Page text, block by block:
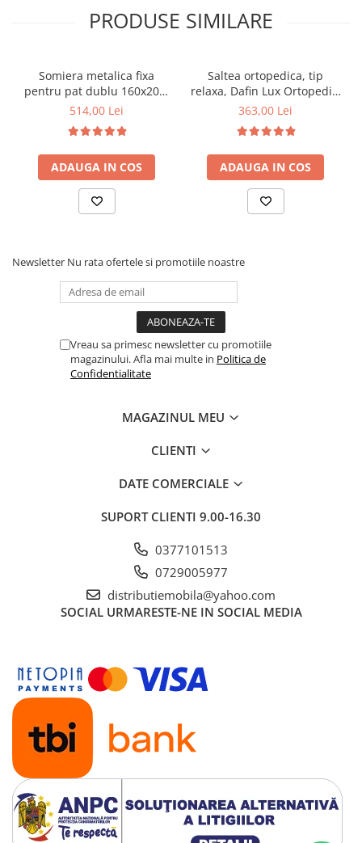
PRODUSE SIMILARE
Somiera metalica fixa
pentru pat dublu 160x200,
6 picioare, 32 lamele lemn
saltea ferm, negru
514,00 Lei
ADAUGA IN COS
Saltea ortopedica, tip
relaxa, Dafin Lux Ortopedic,
90x200x21cm, fermitate
tip Bonell, fata vara-iarna,
sistem de aerisire cu
butoni, Salt Confort
363,00 Lei
ADAUGA IN COS
Newsletter Nu rata ofertele si promotiile noastre
Vreau sa primesc newsletter cu promotiile
magazinului. Afla mai multe in Politica de
Confidentialitate
MAGAZINUL MEU
CLIENTI
DATE COMERCIALE
SUPORT CLIENTI 9.00-16.30
0377101513
0729005977
distributiemobila@yahoo.com
SOCIAL URMARESTE-NE IN SOCIAL MEDIA